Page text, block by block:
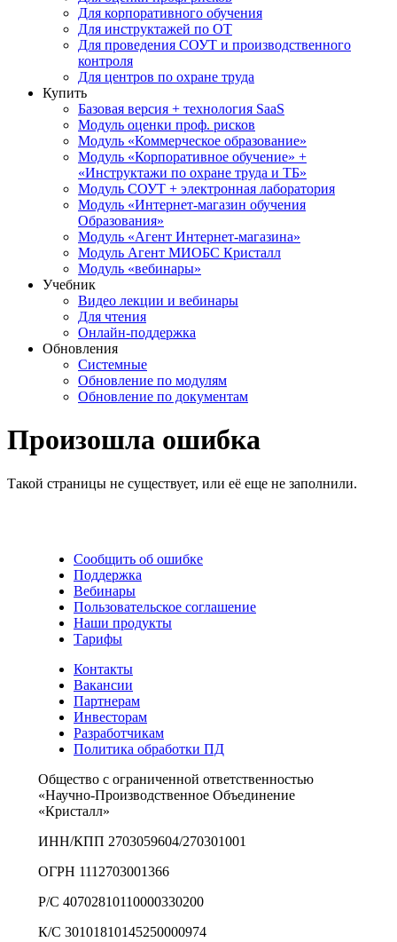
Для корпоративного обучения
Для инструктажей по ОТ
Для проведения СОУТ и производственного
контроля
Для центров по охране труда
Купить
Базовая версия + технология SaaS
Модуль оценки проф. рисков
Модуль «Коммерческое образование»
Модуль «Корпоративное обучение» +
«Инструктажи по охране труда и ТБ»
Модуль СОУТ + электронная лаборатория
Модуль «Интернет-магазин обучения
Образования»
Модуль «Агент Интернет-магазина»
Модуль Агент МИОБС Кристалл
Модуль «вебинары»
Учебник
Видео лекции и вебинары
Для чтения
Онлайн-поддержка
Обновления
Системные
Обновление по модулям
Обновление по документам
Произошла ошибка
Такой страницы не существует, или её еще не заполнили.
Сообщить об ошибке
Поддержка
Вебинары
Пользовательское соглашение
Наши продукты
Тарифы
Контакты
Вакансии
Партнерам
Инвесторам
Разработчикам
Политика обработки ПД
Общество с ограниченной ответственностью
«Научно-Производственное Объединение
«Кристалл»
ИНН/КПП 2703059604/270301001
ОГРН 1112703001366
Р/С 40702810110000330200
К/С 30101810145250000974